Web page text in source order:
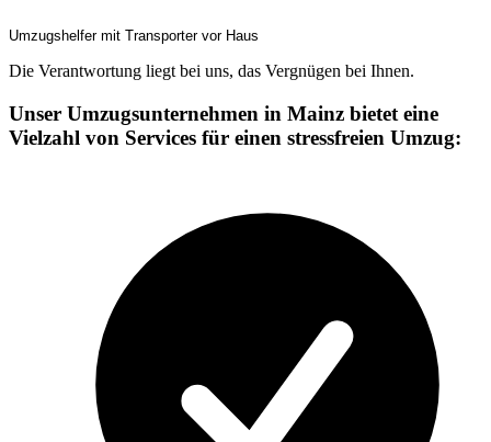
Umzugshelfer mit Transporter vor Haus
Die Verantwortung liegt bei uns, das Vergnügen bei Ihnen.
Unser Umzugsunternehmen in Mainz bietet eine
Vielzahl von Services für einen stressfreien Umzug: